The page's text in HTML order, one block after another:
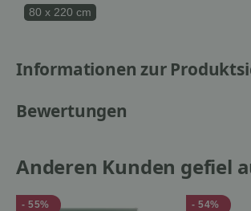
80 x 220 cm
Informationen zur
Bewertungen
Anderen Kunden gefiel
- 55% - 54%